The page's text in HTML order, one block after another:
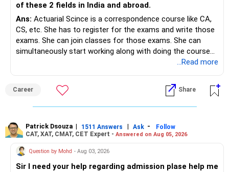
of these 2 fields in India and abroad.
Ans: Actuarial Scince is a correspondence course like CA,
CS, etc. She has to register for the exams and write those
exams. She can join classes for those exams. She can
simultaneously start working along with doing the course
...Read more
Career Share
Patrick Dsouza | 1511 Answers | Ask -
Follow
CAT, XAT, CMAT, CET Expert - Answered on Aug 05, 2026
Question by Mohd - Aug 03, 2026
Sir I need your help regarding admission plase help me